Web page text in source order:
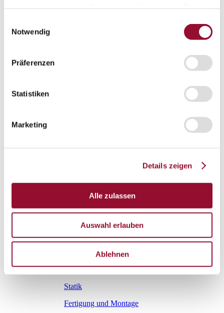
Notwendig
Präferenzen
Statistiken
Marketing
Details zeigen
Alle zulassen
Auswahl erlauben
Ablehnen
Wissenswert
Schallschutz
Raumakustik
Brandschutz
Statik
Fertigung und Montage